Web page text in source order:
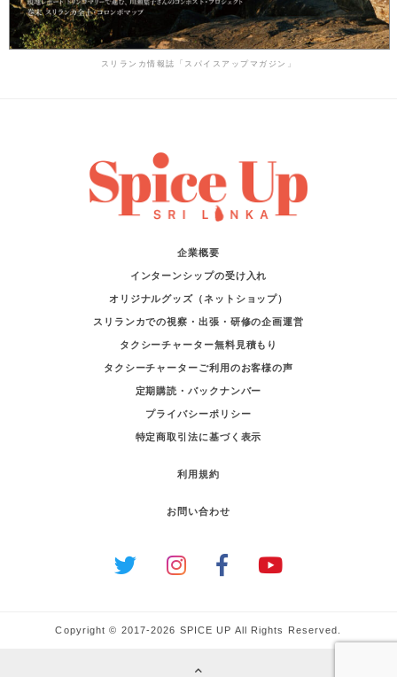
スリランカ情報誌「スパイスアップマガジン」
企業概要
インターンシップの受け入れ
オリジナルグッズ（ネットショップ）
スリランカでの視察・出張・研修の企画運営
タクシーチャーター無料見積もり
タクシーチャーターご利用のお客様の声
定期購読・バックナンバー
プライバシーポリシー
特定商取引法に基づく表示
利用規約
お問い合わせ
Copyright © 2017-2026 SPICE UP All Rights Reserved.